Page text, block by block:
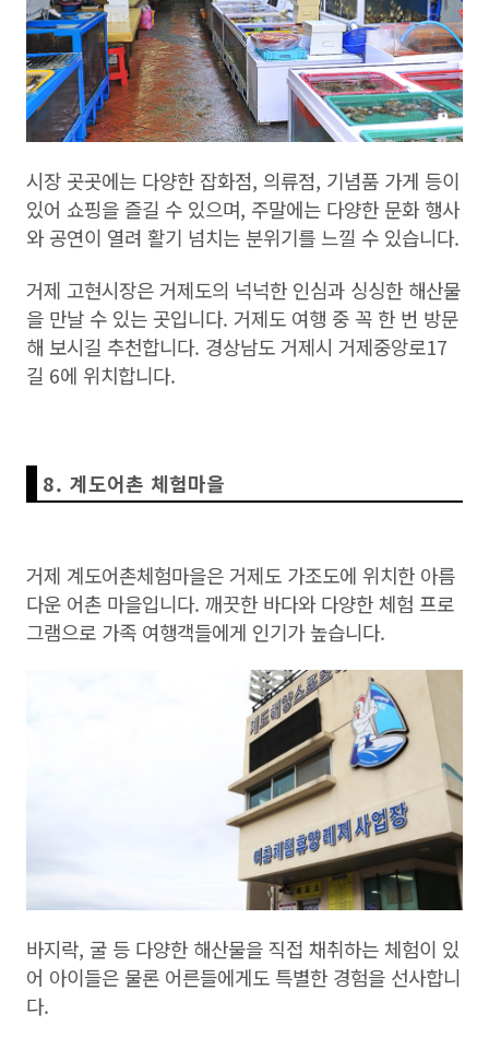
시장 곳곳에는 다양한 잡화점, 의류점, 기념품 가게 등이
있어 쇼핑을 즐길 수 있으며, 주말에는 다양한 문화 행사
와 공연이 열려 활기 넘치는 분위기를 느낄 수 있습니다.
거제 고현시장은 거제도의 넉넉한 인심과 싱싱한 해산물
을 만날 수 있는 곳입니다. 거제도 여행 중 꼭 한 번 방문
해 보시길 추천합니다. 경상남도 거제시 거제중앙로17
길 6에 위치합니다.
8. 계도어촌 체험마을
거제 계도어촌체험마을은 거제도 가조도에 위치한 아름
다운 어촌 마을입니다. 깨끗한 바다와 다양한 체험 프로
그램으로 가족 여행객들에게 인기가 높습니다.
바지락, 굴 등 다양한 해산물을 직접 채취하는 체험이 있
어 아이들은 물론 어른들에게도 특별한 경험을 선사합니
다.